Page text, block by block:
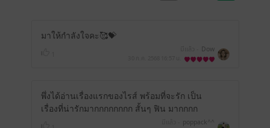
มาให้กำลังใจคะ🥰💝
Dow
พึ่งได้อ่านเรื่องแรกของไรส์ พร้อมที่จะรัก เป็น
เรื่องที่น่ารักมากกกกกกกก สั้นๆ ฟิน มากกกก
poppack^^